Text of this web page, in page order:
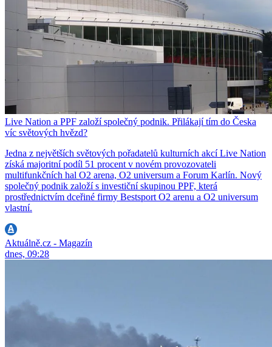
Live Nation a PPF založí společný podnik. Přilákají tím do Česka
víc světových hvězd?
Jedna z největších světových pořadatelů kulturních akcí Live Nation
získá majoritní podíl 51 procent v novém provozovateli
multifunkčních hal O2 arena, O2 universum a Forum Karlín. Nový
společný podnik založí s investiční skupinou PPF, která
prostřednictvím dceřiné firmy Bestsport O2 arenu a O2 universum
vlastní.
Aktuálně.cz - Magazín
dnes, 09:28